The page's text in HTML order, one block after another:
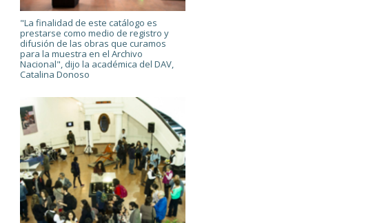
"La finalidad de este catálogo es
prestarse como medio de registro y
difusión de las obras que curamos
para la muestra en el Archivo
Nacional", dijo la académica del DAV,
Catalina Donoso